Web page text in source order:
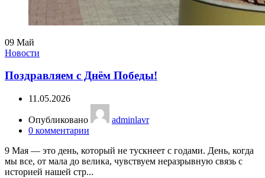
09 Май
Новости
Поздравляем с Днём Победы!
11.05.2026
Опубликовано
adminlavr
0 комментарии
9 Мая — это день, который не тускнеет с годами. День, когда
мы все, от мала до велика, чувствуем неразрывную связь с
историей нашей стр...